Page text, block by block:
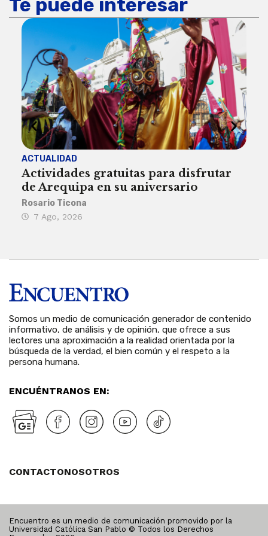
Te puede interesar
ACTUALIDAD
Actividades gratuitas para disfrutar
de Arequipa en su aniversario
Rosario Ticona
7 Ago, 2026
Somos un medio de comunicación generador de contenido
informativo, de análisis y de opinión, que ofrece a sus
lectores una aproximación a la realidad orientada por la
búsqueda de la verdad, el bien común y el respeto a la
persona humana.
ENCUÉNTRANOS EN:
CONTACTONOSOTROS
Encuentro es un medio de comunicación promovido por la
Universidad Católica San Pablo © Todos los Derechos